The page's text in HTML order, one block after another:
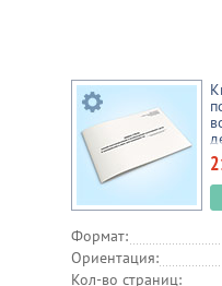
Формат:
Ориентация:
Кол-во страниц: